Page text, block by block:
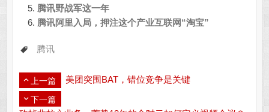
腾讯野战军这一年
腾讯阿里入局，押注这个产业互联网“淘宝”
腾讯
上一篇 美团突围BAT，错位竞争是关键
下一篇